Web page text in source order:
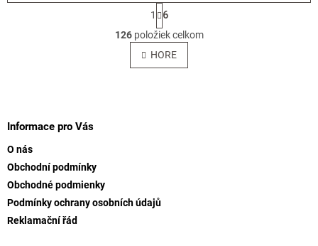
O
v
l
á
y
S
t
r
á
n
k
1
6
126položiek celkom
HORE
Informace pro Vás
O nás
Obchodní podmínky
Obchodné podmienky
Podmínky ochrany osobních údajů
Reklamační řád